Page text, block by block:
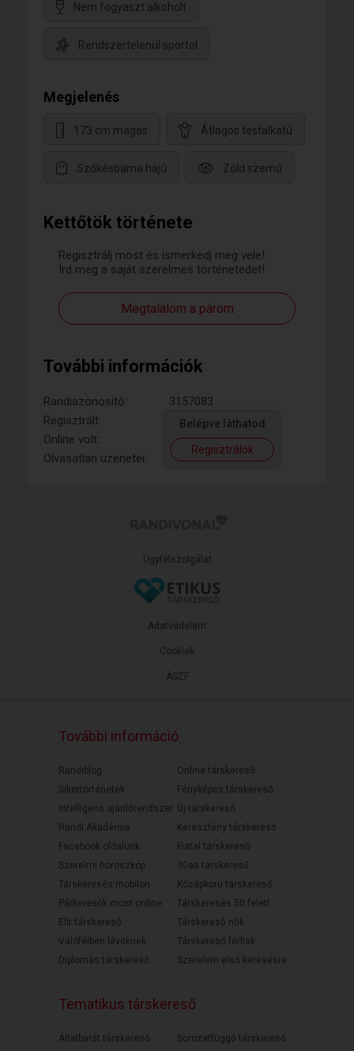
Kettőtök története
Regisztrálj most és ismerkedj meg vele!
Írd meg a saját szerelmes történetedet!
Megtalálom a párom
További információk
Randiazonosító:
3157083
Regisztrált:
Online volt:
Olvasatlan üzenetei:
Belépve láthatod
Regisztrálok
Nem fogyaszt alkoholt
Rendszertelenül sportol
Megjelenés
173 cm magas Átlagos testalkatú
Szőkésbarna hajú Zöld szemű
Ügyfélszolgálat
ÁSZF
Adatvédelem
Cookiek
További információ
Randiblog
Sikertörténetek
Intelligens ajánlórendszer
Randi Akadémia
Facebook oldalunk
Szerelmi horoszkóp
Társkeresés mobilon
Párkeresők most online
Elit társkereső
Válófélben lévőknek
Diplomás társkereső
Online társkereső
Fényképes társkereső
Új társkereső
Keresztény társkereső
Fiatal társkereső
30as társkereső
Középkorú társkereső
Társkeresés 50 felett
Társkereső nők
Társkereső férfiak
Szerelem első keresésre
Tematikus társkereső
Állatbarát társkereső
Sorozatfüggő társkereső